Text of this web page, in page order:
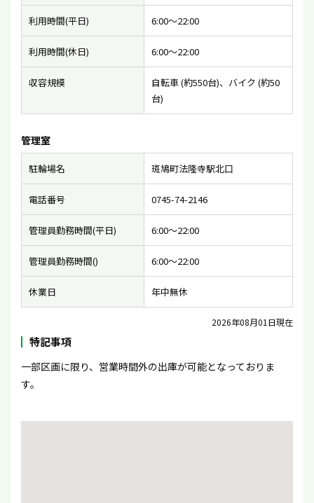
利用時間(平日) 6:00〜22:00
利用時間(休日) 6:00〜22:00
収容規模
自転車 (約550台)、バイク (約50
台)
管理室
駐輪場名 斑鳩町法隆寺駅北口
電話番号 0745-74-2146
管理員勤務時間(平日) 6:00〜22:00
管理員勤務時間() 6:00〜22:00
休業日 年中無休
2026年08月01日現在
特記事項
一部区画に限り、営業時間外の出庫が可能となっておりま
す。